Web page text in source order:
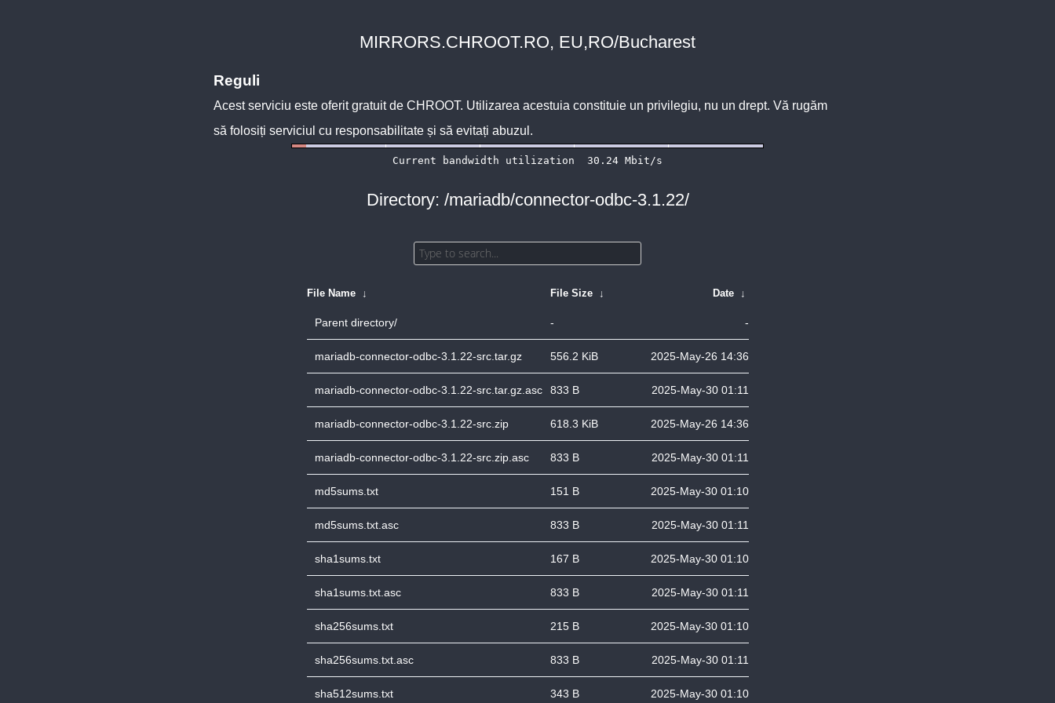
MIRRORS.CHROOT.RO, EU,RO/Bucharest
Reguli
Acest serviciu este oferit gratuit de CHROOT. Utilizarea acestuia constituie un privilegiu, nu un drept. Vă rugăm
să folosiți serviciul cu responsabilitate și să evitați abuzul.
Directory: /mariadb/connector-odbc-3.1.22/
File Name ↓ File Size ↓ Date ↓
Parent directory/ - -
mariadb-connector-odbc-3.1.22-src.tar.gz 556.2 KiB 2025-May-26 14:36
mariadb-connector-odbc-3.1.22-src.tar.gz.asc 833 B 2025-May-30 01:11
mariadb-connector-odbc-3.1.22-src.zip 618.3 KiB 2025-May-26 14:36
mariadb-connector-odbc-3.1.22-src.zip.asc 833 B 2025-May-30 01:11
md5sums.txt 151 B 2025-May-30 01:10
md5sums.txt.asc 833 B 2025-May-30 01:11
sha1sums.txt 167 B 2025-May-30 01:10
sha1sums.txt.asc 833 B 2025-May-30 01:11
sha256sums.txt 215 B 2025-May-30 01:10
sha256sums.txt.asc 833 B 2025-May-30 01:11
sha512sums.txt 343 B 2025-May-30 01:10